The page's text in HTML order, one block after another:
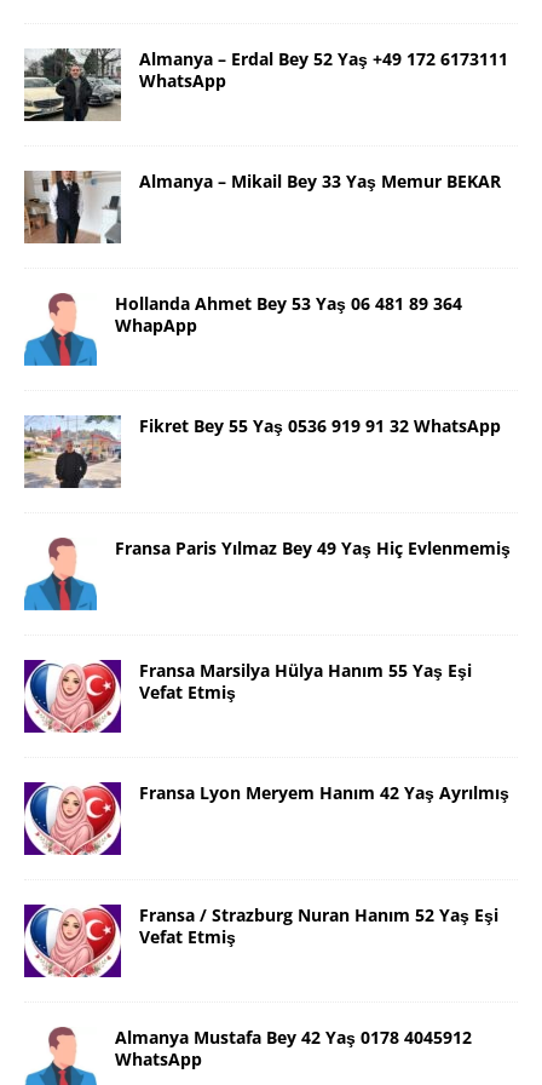
Almanya – Erdal Bey 52 Yaş +49 172 6173111
WhatsApp
Almanya – Mikail Bey 33 Yaş Memur BEKAR
Hollanda Ahmet Bey 53 Yaş 06 481 89 364
WhapApp
Fikret Bey 55 Yaş 0536 919 91 32 WhatsApp
Fransa Paris Yılmaz Bey 49 Yaş Hiç Evlenmemiş
Fransa Marsilya Hülya Hanım 55 Yaş Eşi
Vefat Etmiş
Fransa Lyon Meryem Hanım 42 Yaş Ayrılmış
Fransa / Strazburg Nuran Hanım 52 Yaş Eşi
Vefat Etmiş
Almanya Mustafa Bey 42 Yaş 0178 4045912
WhatsApp